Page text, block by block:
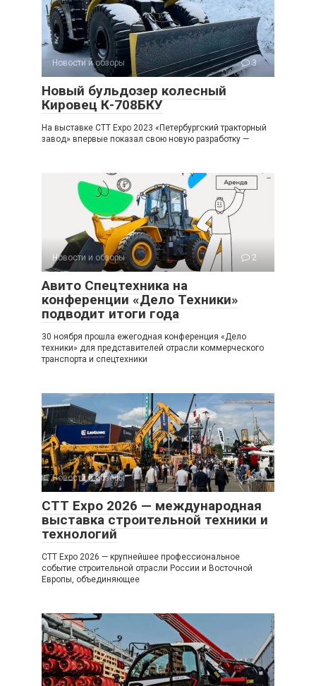
Новости и обзоры 3
Новый бульдозер колесный
Кировец К-708БКУ
На выставке CTT Expo 2023 «Петербургский тракторный
завод» впервые показал свою новую разработку —
Новости и обзоры 2
Авито Спецтехника на
конференции «Дело Техники»
подводит итоги года
30 ноября прошла ежегодная конференция «Дело
техники» для представителей отрасли коммерческого
транспорта и спецтехники
Новости и обзоры 0
CTT Expo 2026 — международная
выставка строительной техники и
технологий
CTT Expo 2026 — крупнейшее профессиональное
событие строительной отрасли России и Восточной
Европы, объединяющее